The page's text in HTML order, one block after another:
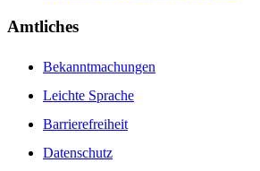
Amtliches
Bekanntmachungen
Leichte Sprache
Barrierefreiheit
Datenschutz